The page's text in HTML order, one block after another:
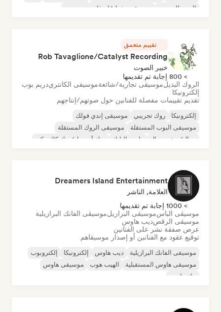
البوب الحضري موسيقى تشيل/لو-فاي هيب هوب
تقييم متعمق
Rob Tavaglione/Catalyst Recording
خبير الصوت
> 800 إجابة تم تقديمها
الروك البديلموسيقى تجارية/شائعةموسيقى الكانتريدريم بوب
إلكترونيكا
تقديم تقييمات مفصلة للفنانين حول صوتهم/إنتاجهم
إلكترونيكا روك تجريبي
موسيقى إندي فولك
موسيقى البوب المستقلة
موسيقى الروك المستقلة
ميتال/هيفي ميتال
ما بعد البانك روك أند رول/روك كلاسيكي
Dreamers Island Entertainment
العلامة, الناشر
> 1000 إجابة تم تقديمها
موسيقى الباسموسيقى البرازيلموسيقى الفانك البرازيلية
موسيقى الرقصديب هاوس
عرض صفقة نشر على الفنانين
توقيع عقود مع الفنانين أو إصدار موسيقاهم
موسيقى الفانك البرازيلية ديب هاوس إلكترونيكا
إلكتروبوب
موسيقى هاوس المستقبلية
الهيب هوب
موسيقى هاوس
تيك هاوس